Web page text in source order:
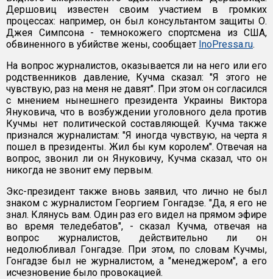
Дершовиц известен своим участием в громких
процессах: например, он был консультантом защиты О.
Джея Симпсона - темнокожего спортсмена из США,
обвиненного в убийстве жены, сообщает InoPressa.ru.
На вопрос журналистов, оказывается ли на него или его
родственников давление, Кучма сказал: "Я этого не
чувствую, раз на меня не давят". При этом он согласился
с мнением нынешнего президента Украины Виктора
Януковича, что в возбуждении уголовного дела против
Кучмы нет политической составляющей. Кучма также
признался журналистам: "Я иногда чувствую, на черта я
пошел в президенты. Жил бы кум королем". Отвечая на
вопрос, звонил ли он Януковичу, Кучма сказал, что он
никогда не звонит ему первым.
Экс-президент также вновь заявил, что лично не был
знаком с журналистом Георгием Гонгадзе. "Да, я его не
знал. Клянусь вам. Один раз его видел на прямом эфире
во время теледебатов", - сказал Кучма, отвечая на
вопрос журналистов, действительно ли он
недолюбливал Гонгадзе. При этом, по словам Кучмы,
Гонгадзе был не журналистом, а "менеджером", а его
исчезновение было провокацией.